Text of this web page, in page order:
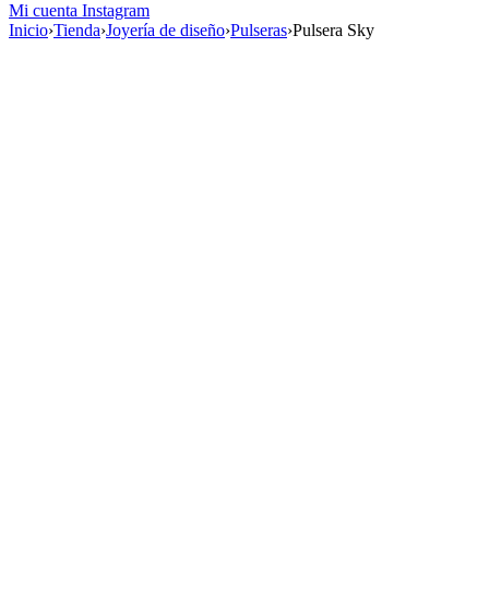
Mi cuenta Instagram
Inicio›Tienda›Joyería de diseño›Pulseras›Pulsera Sky